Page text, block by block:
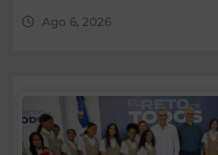
Ago 6, 2026